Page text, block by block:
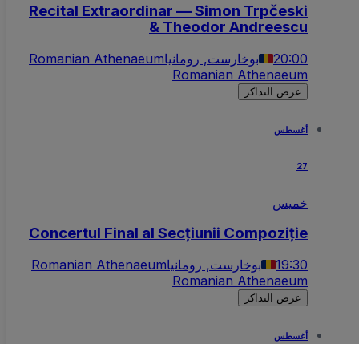
Recital Extraordinar — Simon Trpčeski
& Theodor Andreescu
20:00 بوخارست, رومانياRomanian Athenaeum
Romanian Athenaeum
عرض التذاكر
أغسطس
27
خميس
Concertul Final al Secțiunii Compoziție
19:30 بوخارست, رومانياRomanian Athenaeum
Romanian Athenaeum
عرض التذاكر
أغسطس